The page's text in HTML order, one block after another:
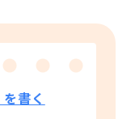
書く